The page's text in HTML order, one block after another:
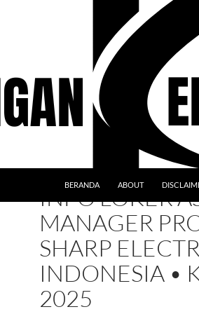
BERANDA ABOUT
INFO LOKER
MANAGER
SHARP
INDONESIA •
2025